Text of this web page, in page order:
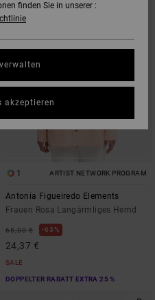
1 ARTIST NETWORK PROGRAM
Antonia Figueiredo Elements
Frauen Rosa Langärmliges Hemd
65,00 € 63%
24,37 €
SALE
DOPPELTER RABATT EXTRA 25 %
finden Sie in unserer :
akzeptieren